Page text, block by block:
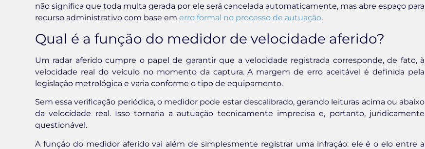
não significa que toda multa gerada por ele será cancelada automaticamente, mas abre espaço para
recurso administrativo com base em erro formal no processo de autuação.
Qual é a função do medidor de velocidade aferido?
Um radar aferido cumpre o papel de garantir que a velocidade registrada corresponde, de fato, à
velocidade real do veículo no momento da captura. A margem de erro aceitável é definida pela
legislação metrológica e varia conforme o tipo de equipamento.
Sem essa verificação periódica, o medidor pode estar descalibrado, gerando leituras acima ou abaixo
da velocidade real. Isso tornaria a autuação tecnicamente imprecisa e, portanto, juridicamente
questionável.
A função do medidor aferido vai além de simplesmente registrar uma infração: ele é o elo entre a